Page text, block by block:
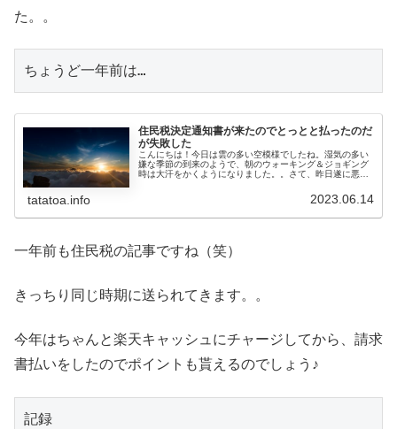
た。。
ちょうど一年前は…
住民税決定通知書が来たのでとっとと払ったのだ
が失敗した
こんにちは！今日は雲の多い空模様でしたね。湿気の多い
嫌な季節の到来のようで、朝のウォーキング＆ジョギング
時は大汗をかくようになりました。。さて、昨日遂に悪魔
tatatoa.info 2023.06.14
一年前も住民税の記事ですね（笑）
きっちり同じ時期に送られてきます。。
今年はちゃんと楽天キャッシュにチャージしてから、請求
書払いをしたのでポイントも貰えるのでしょう♪
記録